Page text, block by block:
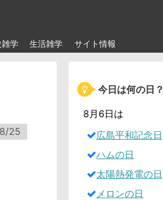
雑学 生活雑学 サイト情報
25
今日は何の日？
8月6日は
広島平和記念日
ハムの日
太陽熱発電の日
メロンの日